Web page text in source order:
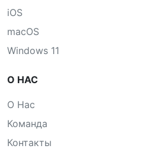
iOS
macOS
Windows 11
О НАС
О Нас
Команда
Контакты